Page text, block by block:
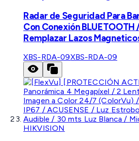
Radar de Seguridad Para
Con Conexión BLUETOOTH
Remplazar Lazos
XBS-RDA-09XBS-RDA-09
HIKVISION